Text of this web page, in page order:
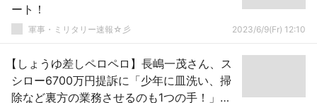
ート！
軍事・ミリタリー速報☆彡 2023/6/9(Fr) 12:10
【しょうゆ差しペロペロ】長嶋一茂さん、ス
シロー6700万円提訴に「少年に皿洗い、掃
除など裏方の業務させるのも1つの手！」